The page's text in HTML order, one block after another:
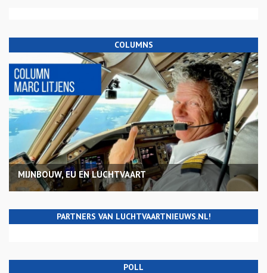
COLUMNS
MIJNBOUW, EU EN LUCHTVAART
PARTNERS VAN LUCHTVAARTNIEUWS.NL!
POLL